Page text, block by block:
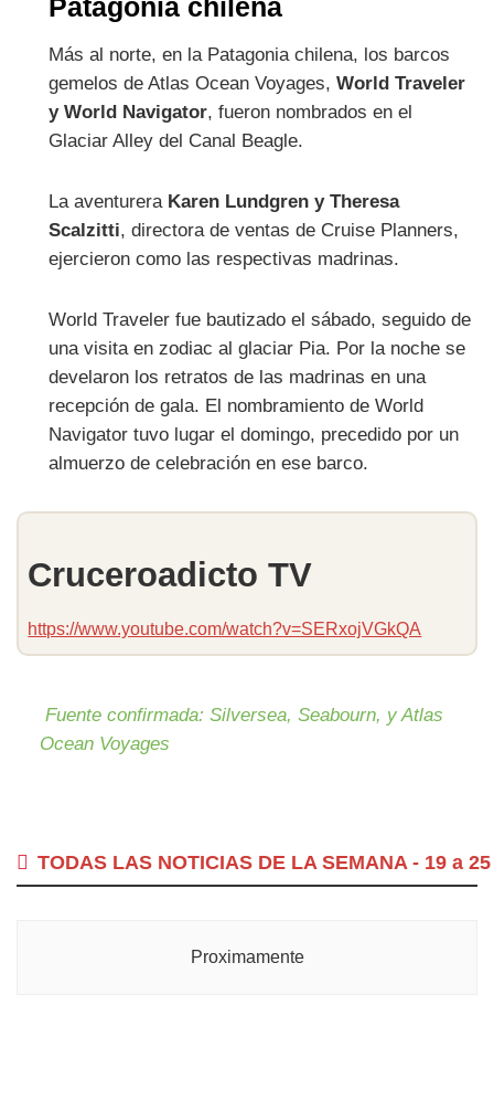
Patagonia chilena
Más al norte, en la Patagonia chilena, los barcos
gemelos de Atlas Ocean Voyages,World Traveler
y World Navigator, fueron nombrados en el
Glaciar Alley del Canal Beagle.
La aventurera Karen Lundgren y Theresa
Scalzitti, directora de ventas de Cruise Planners,
ejercieron como las respectivas madrinas.
World Traveler fue bautizado el sábado, seguido de
una visita en zodiac al glaciar Pia. Por la noche se
develaron los retratos de las madrinas en una
recepción de gala. El nombramiento de World
Navigator tuvo lugar el domingo, precedido por un
almuerzo de celebración en ese barco.
Cruceroadicto TV
https://www.youtube.com/watch?v=SERxojVGkQA
Fuente confirmada: Silversea, Seabourn, yAtlas
Ocean Voyages
TODAS LAS NOTICIAS DE LA SEMANA - 19 a
Proximamente